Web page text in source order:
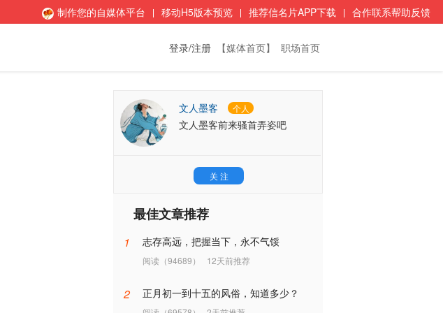
制作您的自媒体平台 移动H5版本预览 推荐信名片APP下载 合作联系帮助反馈
登录/注册 【媒体首页】 职场首页
文人墨客 个人
文人墨客前来骚首弄姿吧
关 注
最佳文章推荐
1 志存高远，把握当下，永不气馁
阅读（94689） 12天前推荐
2 正月初一到十五的风俗，知道多少？